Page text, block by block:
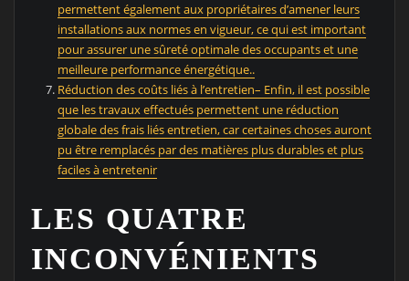
permettent également aux propriétaires d’amener leurs
installations aux normes en vigueur, ce qui est important
pour assurer une sûreté optimale des occupants et une
meilleure performance énergétique..
Réduction des coûts liés à l’entretien– Enfin, il est possible
que les travaux effectués permettent une réduction
globale des frais liés entretien, car certaines choses auront
pu être remplacés par des matières plus durables et plus
faciles à entretenir
LES QUATRE
INCONVÉNIENTS